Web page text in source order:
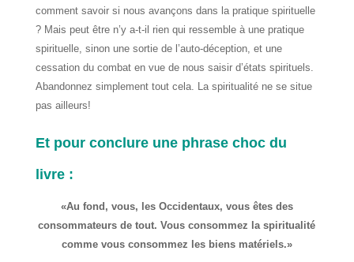
comment savoir si nous avançons dans la pratique spirituelle
? Mais peut être n’y a-t-il rien qui ressemble à une pratique
spirituelle, sinon une sortie de l’auto-déception, et une
cessation du combat en vue de nous saisir d’états spirituels.
Abandonnez simplement tout cela. La spiritualité ne se situe
pas ailleurs!
Et pour conclure une phrase choc du
livre :
«Au fond, vous, les Occidentaux, vous êtes des
consommateurs de tout. Vous consommez la spiritualité
comme vous consommez les biens matériels.»